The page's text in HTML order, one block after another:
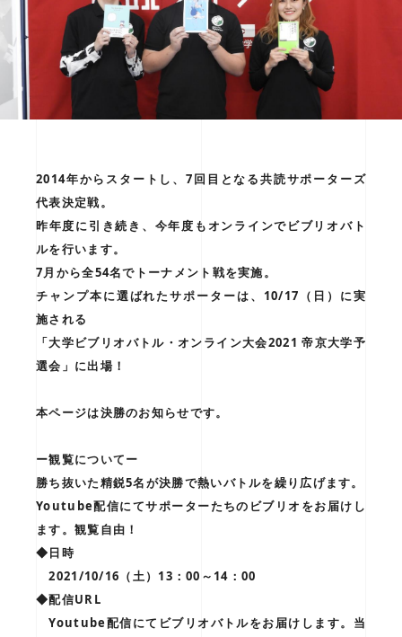
2014年からスタートし、7回目となる共読サポーターズ
代表決定戦。
昨年度に引き続き、今年度もオンラインでビブリオバト
ルを行います。
7月から全54名でトーナメント戦を実施。
チャンプ本に選ばれたサポーターは、10/17（日）に実
施される
「大学ビブリオバトル・オンライン大会2021 帝京大学予
選会」に出場！
本ページは決勝のお知らせです。
ー観覧についてー
勝ち抜いた精鋭5名が決勝で熱いバトルを繰り広げます。
Youtube配信にてサポーターたちのビブリオをお届けし
ます。観覧自由！
◆日時
2021/10/16（土）13：00～14：00
◆配信URL
Youtube配信にてビブリオバトルをお届けします。当